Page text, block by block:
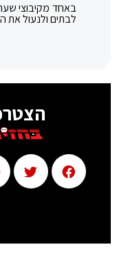
באחד מקיבוצי
לבתים ולנעול את